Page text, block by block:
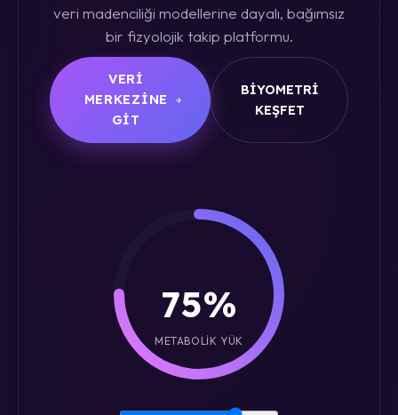
veri madenciliği modellerine dayalı, bağımsız
bir fizyolojik takip platformu.
VERI
MERKEZINE
GIT
BIYOMETRI
KEŞFET
75%
METABOLIK YÜK